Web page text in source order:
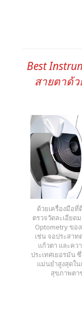
Best
สายตาด้
ด้วยเครื่องมือ
ตรวจวัดละเอียด
Optometry ขอ
เช่น จอประสาท
แก้วตา และคว
ประเทศเยอรมัน
แม่นยำสูงสุดใ
สุขภาพตา